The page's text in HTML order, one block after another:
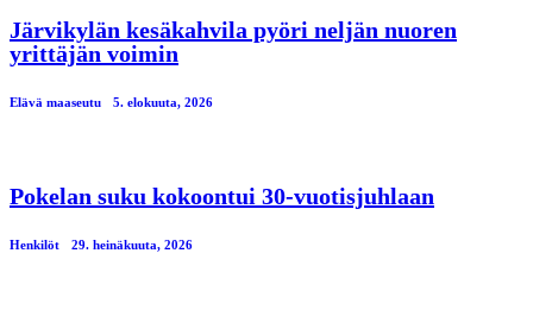
Järvikylän kesäkahvila pyöri neljän nuoren
yrittäjän voimin
Elävä maaseutu 5. elokuuta, 2026
Pokelan suku kokoontui 30-vuotisjuhlaan
Henkilöt 29. heinäkuuta, 2026